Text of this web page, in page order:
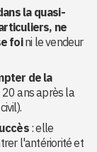
la quasi-
ne
foini le vendeur
de la
20 ans après la
: elle
l'antériorité et